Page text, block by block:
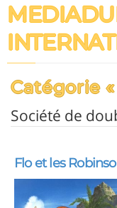
Catégorie
Société de
Flo et les